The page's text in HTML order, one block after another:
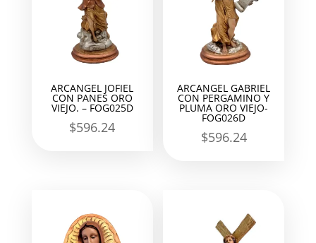
ARCANGEL JOFIEL
CON PANES ORO
VIEJO. – FOG025D
$596.24
ARCANGEL GABRIEL
CON PERGAMINO Y
PLUMA ORO VIEJO-
FOG026D
$596.24